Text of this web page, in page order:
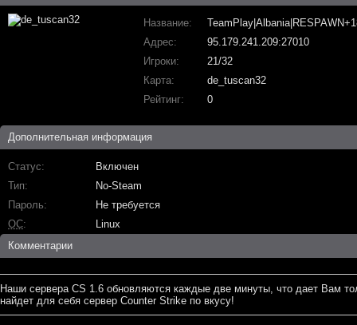
Название
Адрес
95.179.241.209:27010
Игроки
21/32
Карта
de_tuscan32
Рейтинг
0
Дополнительная информация
Статус
Включен
Тип
No-Steam
Пароль
Не требуется
ОС
Linux
Комментарии
Наши сервера CS 1.6 обновляются каждые две минуты, что дает Вам
найдет для себя сервер Counter Strike по вкусу!